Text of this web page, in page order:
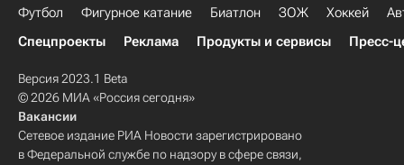
Футбол Фигурное катание Биатлон ЗОЖ Хоккей
Спецпроекты
Реклама Продукты и сервисы Пресс-
Версия 2023.1 Beta
© 2026 МИА «Россия сегодня»
Вакансии
Сетевое издание РИА Новости зарегистрировано
в Федеральной службе по надзору в сфере связи,